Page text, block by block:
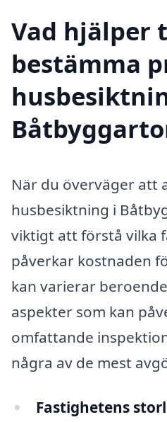
Vad hjälper
bestämma
När du överväger att
husbesiktning i
viktigt att förstå vilka
påverkar kostnaden
kan varierar
aspekter som kan
omfattande
några av de mest
Fastighetens